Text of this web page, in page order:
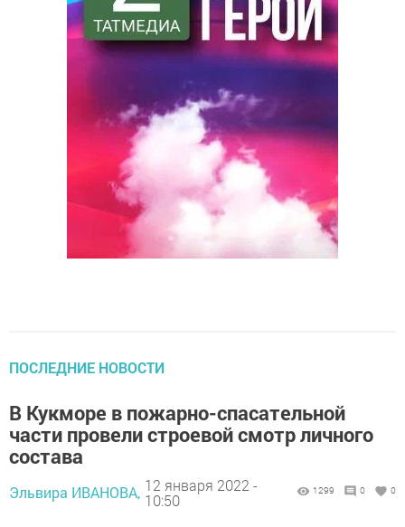
ПОСЛЕДНИЕ НОВОСТИ
В Кукморе в пожарно-спасательной
части провели строевой смотр личного
состава
Эльвира ИВАНОВА, 12 января 2022 -
10:50
1299 0 0